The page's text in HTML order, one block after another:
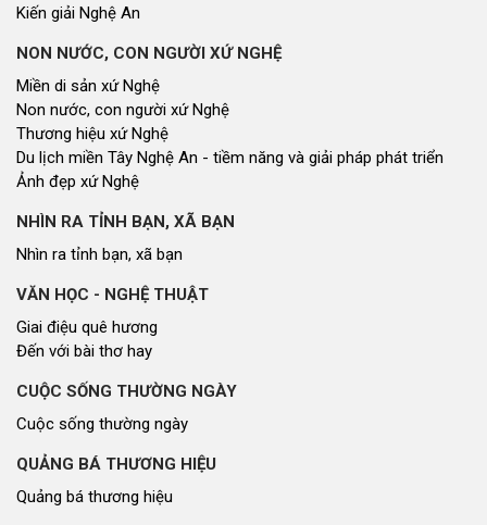
Kiến giải Nghệ An
NON NƯỚC, CON NGƯỜI XỨ NGHỆ
Miền di sản xứ Nghệ
Non nước, con người xứ Nghệ
Thương hiệu xứ Nghệ
Du lịch miền Tây Nghệ An - tiềm năng và giải pháp phát triển
Ảnh đẹp xứ Nghệ
NHÌN RA TỈNH BẠN, XÃ BẠN
Nhìn ra tỉnh bạn, xã bạn
VĂN HỌC - NGHỆ THUẬT
Giai điệu quê hương
Đến với bài thơ hay
CUỘC SỐNG THƯỜNG NGÀY
Cuộc sống thường ngày
QUẢNG BÁ THƯƠNG HIỆU
Quảng bá thương hiệu